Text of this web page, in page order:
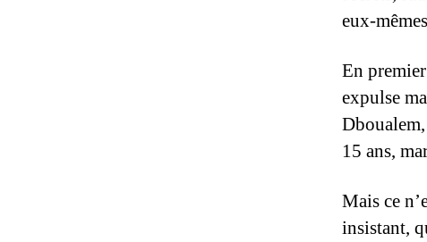
eux-
En
expulse
15 ans,
Mais ce
insistant,